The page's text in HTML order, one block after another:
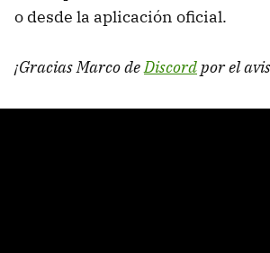
o desde la aplicación oficial.
¡Gracias Marco deDiscordpor el